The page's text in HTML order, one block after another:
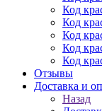
Код
Код
Код
Код
Код
Отзывы
Доставка и
Назад